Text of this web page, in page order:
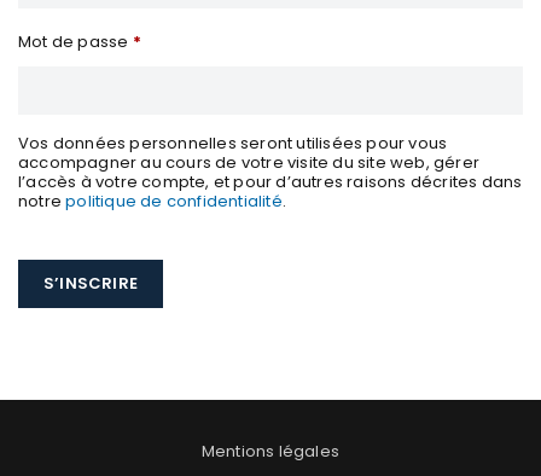
Mot de passe *
Vos données personnelles seront utilisées pour vous
accompagner au cours de votre visite du site web, gérer
l’accès à votre compte, et pour d’autres raisons décrites dans
notrepolitique de confidentialité.
S’INSCRIRE
Mentions légales